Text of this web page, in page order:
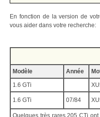
En fonction de la version de
vous aider dans votre recherche:
Modèle Année
1.6 GTi
1.6 GTi 07/84
Quelques très rares 205 CTi